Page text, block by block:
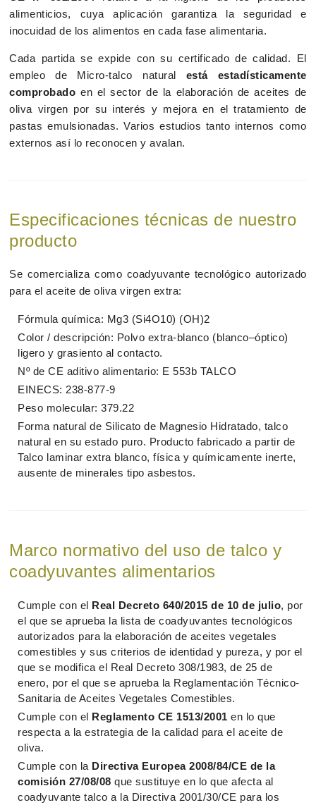
alimenticios, cuya aplicación garantiza la seguridad e
inocuidad de los alimentos en cada fase alimentaria.
Cada partida se expide con su certificado de calidad. El
empleo de Micro-talco natural está estadísticamente
comprobado en el sector de la elaboración de aceites de
oliva virgen por su interés y mejora en el tratamiento de
pastas emulsionadas. Varios estudios tanto internos como
externos así lo reconocen y avalan.
Especificaciones técnicas de nuestro
producto
Se comercializa como coadyuvante tecnológico autorizado
para el aceite de oliva virgen extra:
Fórmula química: Mg3 (Si4O10) (OH)2
Color / descripción: Polvo extra-blanco (blanco–óptico)
ligero y grasiento al contacto.
Nº de CE aditivo alimentario: E 553b TALCO
EINECS: 238-877-9
Peso molecular: 379.22
Forma natural de Silicato de Magnesio Hidratado, talco
natural en su estado puro. Producto fabricado a partir de
Talco laminar extra blanco, física y químicamente inerte,
ausente de minerales tipo asbestos.
Marco normativo del uso de talco y
coadyuvantes alimentarios
Cumple con el Real Decreto 640/2015 de 10 de julio, por
el que se aprueba la lista de coadyuvantes tecnológicos
autorizados para la elaboración de aceites vegetales
comestibles y sus criterios de identidad y pureza, y por el
que se modifica el Real Decreto 308/1983, de 25 de
enero, por el que se aprueba la Reglamentación Técnico-
Sanitaria de Aceites Vegetales Comestibles.
Cumple con el Reglamento CE 1513/2001 en lo que
respecta a la estrategia de la calidad para el aceite de
oliva.
Cumple con la Directiva Europea 2008/84/CE de la
comisión 27/08/08 que sustituye en lo que afecta al
coadyuvante talco a la Directiva 2001/30/CE para los